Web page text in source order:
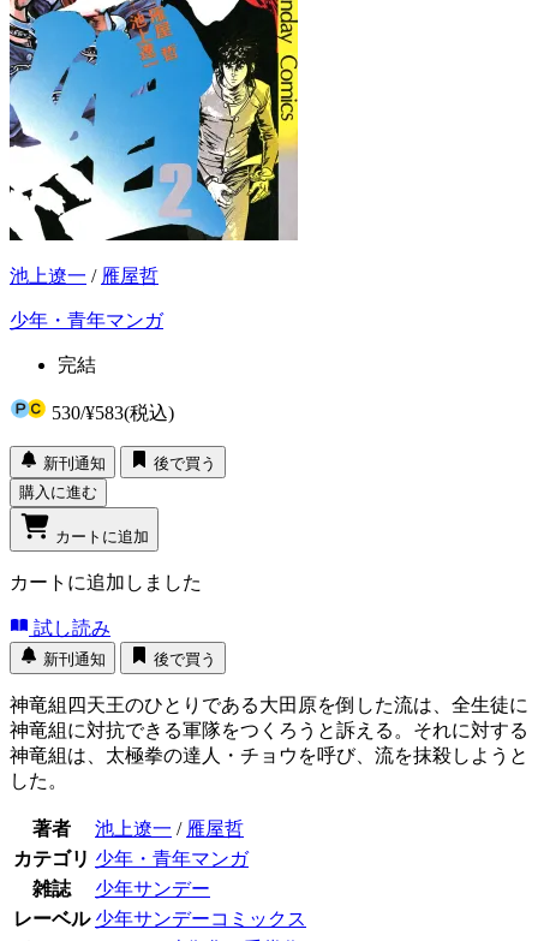
池上遼一 / 雁屋哲
少年・青年マンガ
完結
530/¥583(税込)
新刊通知
後で買う
購入に進む
カートに追加
カートに追加しました
試し読み
新刊通知 後で買う
神竜組四天王のひとりである大田原を倒した流は、全生徒に
神竜組に対抗できる軍隊をつくろうと訴える。それに対する
神竜組は、太極拳の達人・チョウを呼び、流を抹殺しようと
した。
著者 池上遼一 / 雁屋哲
カテゴリ 少年・青年マンガ
雑誌
少年サンデー
レーベル 少年サンデーコミックス